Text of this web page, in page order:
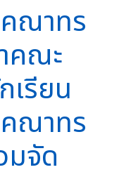
คณาทร
คณะ
เรียน
คณาทร
มจัด